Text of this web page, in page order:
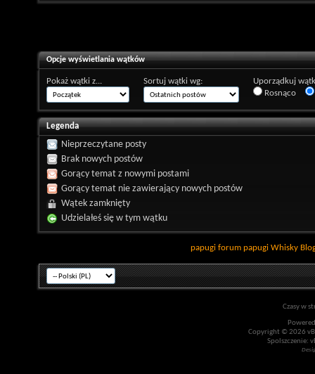
Opcje wyświetlania wątków
Pokaż wątki z... Sortuj wątki wg:
Uporządkuj
Rosnąco
Legenda
Nieprzeczytane posty
Brak nowych postów
Gorący temat z nowymi postami
Gorący temat nie zawierający nowych postów
Wątek zamknięty
Udzielałeś się w tym wątku
papugi forum papugi Whisky
Czasy w
Copyright © 2026
Spolszczenie: